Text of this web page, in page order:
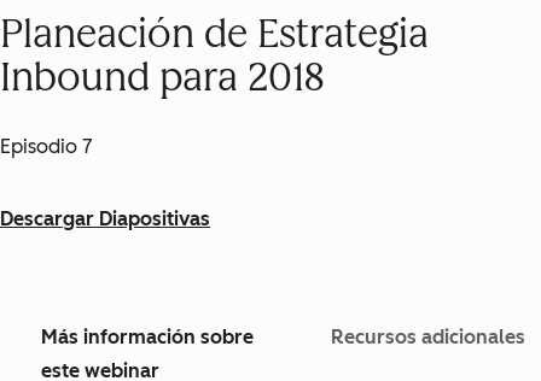
Planeación de Estrategia
Inbound para 2018
Episodio 7
Descargar Diapositivas
Más información sobre
este webinar
Recursos adicionales